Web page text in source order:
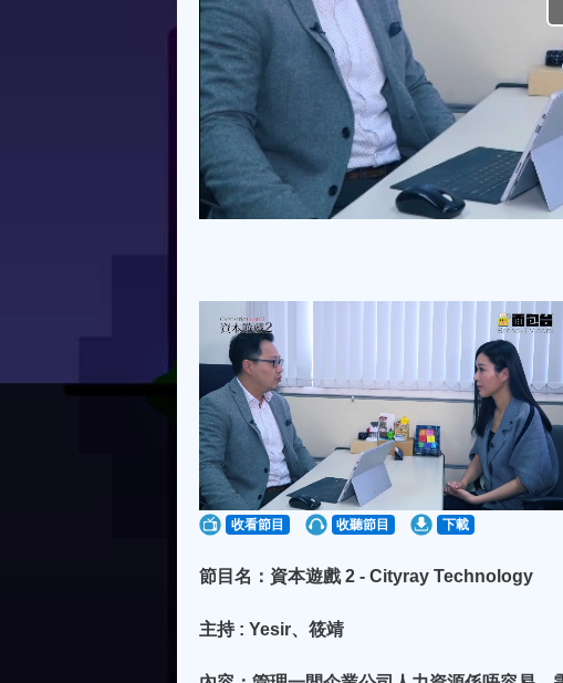
收看節目 收聽節目 下載
節目名：資本遊戲 2 - Cityray Technology
主持 : Yesir、筱靖